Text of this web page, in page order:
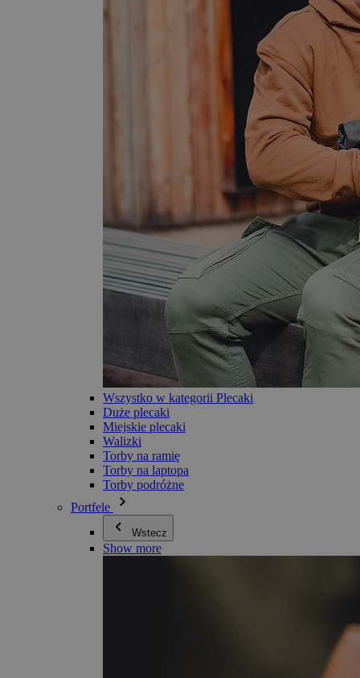
Wszystko w kategorii Plecaki
Duże plecaki
Miejskie plecaki
Walizki
Torby na ramię
Torby na laptopa
Torby podróżne
Portfele
Wstecz
Show more